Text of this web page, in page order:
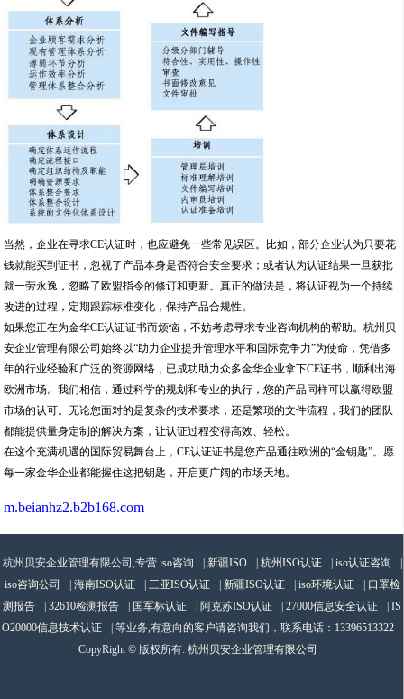
当然，企业在寻求CE认证时，也应避免一些常见误区。比如，部分企业认为只要花
钱就能买到证书，忽视了产品本身是否符合安全要求；或者认为认证结果一旦获批
就一劳永逸，忽略了欧盟指令的修订和更新。真正的做法是，将认证视为一个持续
改进的过程，定期跟踪标准变化，保持产品合规性。
如果您正在为金华CE认证证书而烦恼，不妨考虑寻求专业咨询机构的帮助。杭州贝
安企业管理有限公司始终以“助力企业提升管理水平和国际竞争力”为使命，凭借多
年的行业经验和广泛的资源网络，已成功助力众多金华企业拿下CE证书，顺利出海
欧洲市场。我们相信，通过科学的规划和专业的执行，您的产品同样可以赢得欧盟
市场的认可。无论您面对的是复杂的技术要求，还是繁琐的文件流程，我们的团队
都能提供量身定制的解决方案，让认证过程变得高效、轻松。
在这个充满机遇的国际贸易舞台上，CE认证证书是您产品通往欧洲的“金钥匙”。愿
每一家金华企业都能握住这把钥匙，开启更广阔的市场天地。
m.beianhz2.b2b168.com
杭州贝安企业管理有限公司,专营 iso咨询 新疆ISO 杭州ISO认证 iso认证咨询
iso咨询公司
海南ISO认证 三亚ISO认证 新疆ISO认证 iso环境认证
口罩检
测报告
32610检测报告 国军标认证 阿克苏ISO认证 27000信息安全认证
IS
O20000信息技术认证
| 等业务,有意向的客户请咨询我们，联系电话： 13396513322
CopyRight © 版权所有: 杭州贝安企业管理有限公司